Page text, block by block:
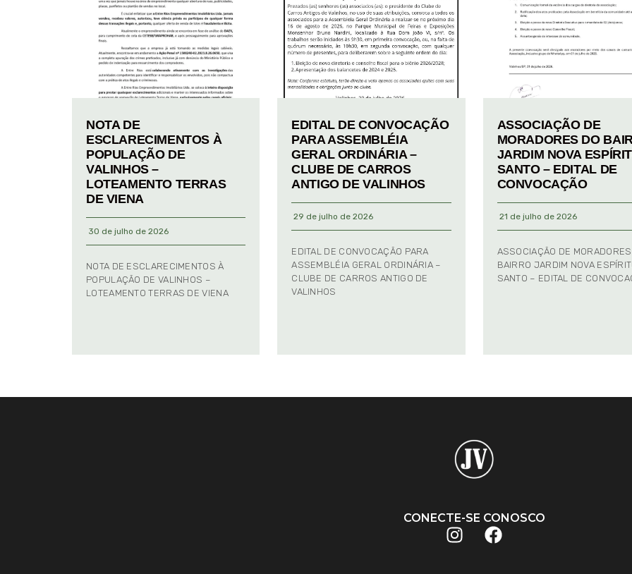
NOTA DE
ESCLARECIMENTOS À
POPULAÇÃO DE
VALINHOS –
LOTEAMENTO TERRAS
DE VIENA
30 de julho de 2026
NOTA DE ESCLARECIMENTOS À
POPULAÇÃO DE VALINHOS –
LOTEAMENTO TERRAS DE VIENA
EDITAL DE CONVOCAÇÃO
PARA ASSEMBLÉIA
GERAL ORDINÁRIA –
CLUBE DE CARROS
ANTIGO DE VALINHOS
29 de julho de 2026
EDITAL DE CONVOCAÇÃO PARA
ASSEMBLÉIA GERAL ORDINÁRIA –
CLUBE DE CARROS ANTIGO DE
VALINHOS
ASSOCIAÇÃO DE
MORADORES DO
JARDIM NOVA
SANTO – EDITAL DE
CONVOCAÇÃO
21 de julho de 2026
ASSOCIAÇÃO DE
BAIRRO JARDIM NOVA
SANTO – EDITAL DE
CONECTE-SE CONOSCO